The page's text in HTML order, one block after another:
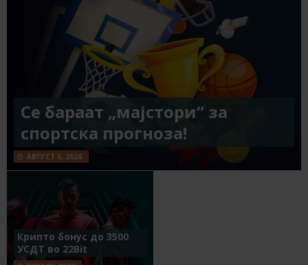
Се бараат „мајстори“ за
спортска прогноза!
АВГУСТ 5, 2026
Крипто бонус до 3500
УСДТ во 22Bit